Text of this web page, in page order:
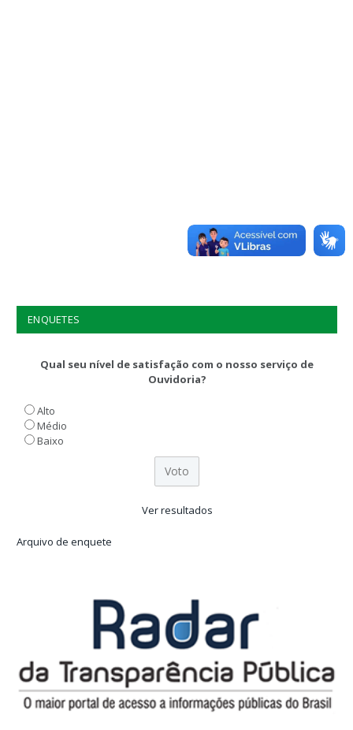
ENQUETES
Qual seu nível de satisfação com o nosso serviço de
Ouvidoria?
Alto
Médio
Baixo
Ver resultados
Arquivo de enquete